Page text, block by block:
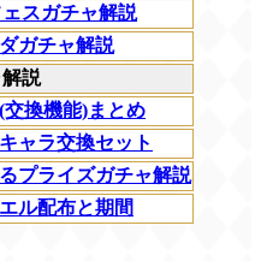
ェスガチャ解説
ガチャ解説
説
交換機能)まとめ
ャラ交換セット
プライズガチャ解説
ル配布と期間